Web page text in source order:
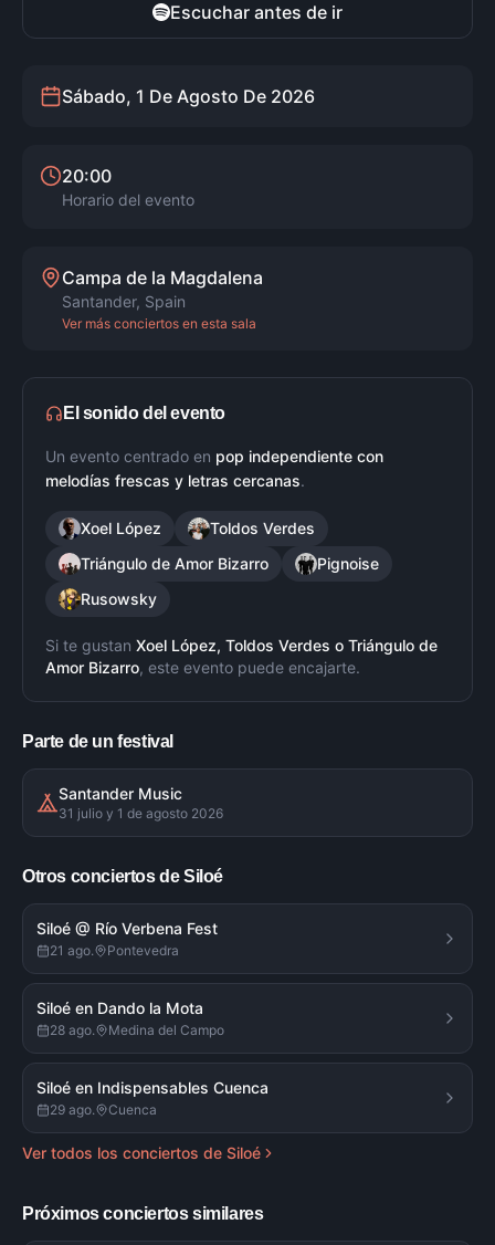
Escuchar antes de ir
Sábado, 1 De Agosto De 2026
20:00
Horario del evento
Campa de la Magdalena
Santander, Spain
Ver más conciertos en esta sala
El sonido del evento
Un evento centrado en pop independiente con
melodías frescas y letras cercanas.
Xoel López
Toldos Verdes
Triángulo de Amor Bizarro
Pignoise
Rusowsky
Si te gustan Xoel López, Toldos Verdes o Triángulo de
Amor Bizarro, este evento puede encajarte.
Parte de un festival
Santander Music
31 julio y 1 de agosto 2026
Otros conciertos deSiloé
Siloé @ Río Verbena Fest
21 ago. Pontevedra
Siloé en Dando la Mota
28 ago. Medina del Campo
Siloé en Indispensables Cuenca
29 ago. Cuenca
Ver todos los conciertos de Siloé
Próximos conciertos similares